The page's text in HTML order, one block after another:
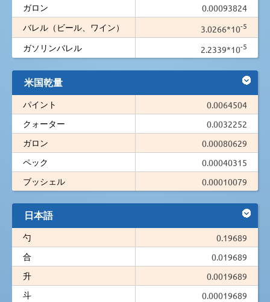
ガロン
0.00093824
バレル（ビール、ワイン）
3.0266*10-5
ガソリンバレル 2.2339*10-5
米国乾量
パイント
0.0064504
クォーター
0.0032252
ガロン
0.00080629
ペック
0.00040315
ブッシェル
0.00010079
日本語
勺
0.19689
合
0.019689
升
0.0019689
斗
0.00019689